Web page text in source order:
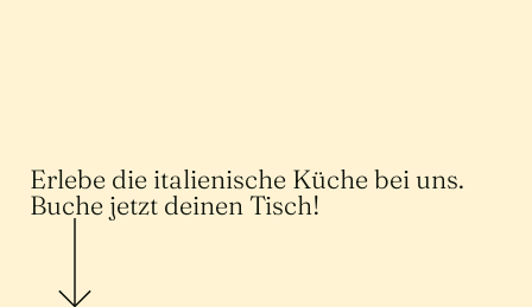
Erlebe die italienische Küche bei uns.
Buche jetzt deinen Tisch!